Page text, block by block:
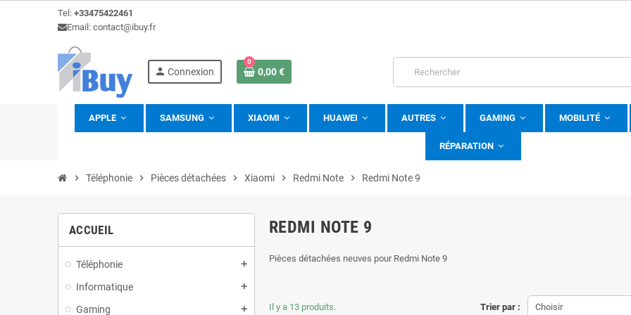
Tel: +33475422461
Email: contact@ibuy.fr
person Connexion
0
0,00 €
view_headline
APPLE SAMSUNG XIAOMI HUAWEI AUTRES GAMING MOBILITÉ
RÉPARATION
chevron_right Téléphonie chevron_right Pièces détachées chevron_right Xiaomi chevron_right Redmi Note chevron_right Redmi Note 9
ACCUEIL
Téléphonie add
Informatique add
Gaming add
REDMI NOTE 9
Pièces détachées neuves pour Redmi Note 9
Trier par : Choisir
Il y a 13 produits.